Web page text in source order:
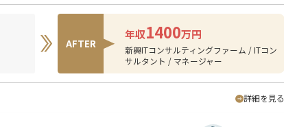
AFTER
年収1400万円
新興ITコンサルティングファーム / ITコン
サルタント / マネージャー
詳細を見る